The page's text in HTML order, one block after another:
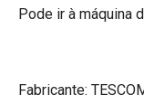
Pode ir à máquina
Fabricante: